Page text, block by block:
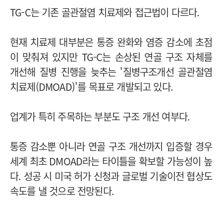
TG-C는 기존 골관절염 치료제와 접근법이 다르다.
현재 치료제 대부분은 통증 완화와 염증 감소에 초점
이 맞춰져 있지만 TG-C는 손상된 연골 구조 자체를
개선해 질병 진행을 늦추는 '질병구조개선 골관절염
치료제(DMOAD)'를 목표로 개발되고 있다.
업계가 특히 주목하는 부분도 구조 개선 여부다.
통증 감소뿐 아니라 연골 구조 개선까지 입증할 경우
세계 최초 DMOAD라는 타이틀을 확보할 가능성이 높
다. 성공 시 미국 허가 신청과 글로벌 기술이전 협상도
속도를 낼 것으로 전망된다.